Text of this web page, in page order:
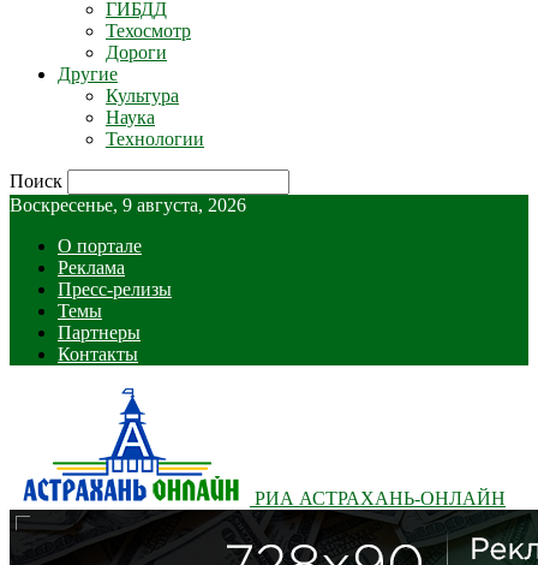
ГИБДД
Техосмотр
Дороги
Другие
Культура
Наука
Технологии
Поиск
Воскресенье, 9 августа, 2026
О портале
Реклама
Пресс-релизы
Темы
Партнеры
Контакты
РИА АСТРАХАНЬ-ОНЛАЙН